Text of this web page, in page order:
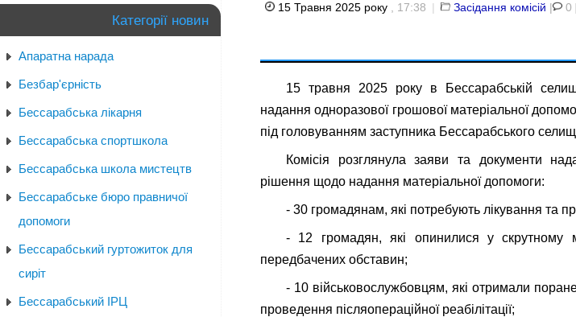
15 Травня 2025 року , 17:38 | Засідання комісій | 0 |
15 травня 2025 року в Бессарабській
надання одноразової грошової матеріальної
під головуванням заступника Бессарабського
Комісія розглянула заяви та документи
рішення щодо надання матеріальної допомоги:
- 30 громадянам, які потребують лікування та
- 12 громадян, які опинилися у скрутному
передбачених обставин;
- 10 військовослужбовцям, які отримали
проведення післяопераційної реабілітації;
Категорії новин
Апаратна нарада
Безбар'єрність
Бессарабська лікарня
Бессарабська спортшкола
Бессарабська школа мистецтв
Бессарабське бюро правничої
допомоги
Бессарабський гуртожиток для
сиріт
Бессарабський ІРЦ